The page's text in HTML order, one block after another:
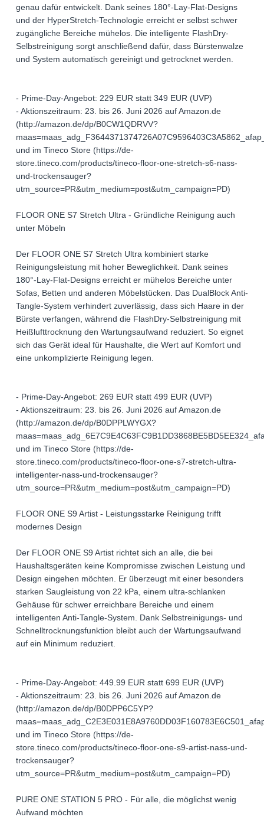
genau dafür entwickelt. Dank seines 180°-Lay-Flat-Designs
und der HyperStretch-Technologie erreicht er selbst schwer
zugängliche Bereiche mühelos. Die intelligente FlashDry-
Selbstreinigung sorgt anschließend dafür, dass Bürstenwalze
und System automatisch gereinigt und getrocknet werden.
- Prime-Day-Angebot: 229 EUR statt 349 EUR (UVP)
- Aktionszeitraum: 23. bis 26. Juni 2026 auf Amazon.de
(http://amazon.de/dp/B0CW1QDRVV?
und im Tineco Store (https://de-
store.tineco.com/products/tineco-floor-one-stretch-s6-nass-
und-trockensauger?
utm_source=PR&utm_medium=post&utm_campaign=PD)
FLOOR ONE S7 Stretch Ultra - Gründliche Reinigung auch
unter Möbeln
Der FLOOR ONE S7 Stretch Ultra kombiniert starke
Reinigungsleistung mit hoher Beweglichkeit. Dank seines
180°-Lay-Flat-Designs erreicht er mühelos Bereiche unter
Sofas, Betten und anderen Möbelstücken. Das DualBlock Anti-
Tangle-System verhindert zuverlässig, dass sich Haare in der
Bürste verfangen, während die FlashDry-Selbstreinigung mit
Heißlufttrocknung den Wartungsaufwand reduziert. So eignet
sich das Gerät ideal für Haushalte, die Wert auf Komfort und
eine unkomplizierte Reinigung legen.
- Prime-Day-Angebot: 269 EUR statt 499 EUR (UVP)
- Aktionszeitraum: 23. bis 26. Juni 2026 auf Amazon.de
(http://amazon.de/dp/B0DPPLWYGX?
und im Tineco Store (https://de-
store.tineco.com/products/tineco-floor-one-s7-stretch-ultra-
intelligenter-nass-und-trockensauger?
utm_source=PR&utm_medium=post&utm_campaign=PD)
FLOOR ONE S9 Artist - Leistungsstarke Reinigung trifft
modernes Design
Der FLOOR ONE S9 Artist richtet sich an alle, die bei
Haushaltsgeräten keine Kompromisse zwischen Leistung und
Design eingehen möchten. Er überzeugt mit einer besonders
starken Saugleistung von 22 kPa, einem ultra-schlanken
Gehäuse für schwer erreichbare Bereiche und einem
intelligenten Anti-Tangle-System. Dank Selbstreinigungs- und
Schnelltrocknungsfunktion bleibt auch der Wartungsaufwand
auf ein Minimum reduziert.
- Prime-Day-Angebot: 449.99 EUR statt 699 EUR (UVP)
- Aktionszeitraum: 23. bis 26. Juni 2026 auf Amazon.de
(http://amazon.de/dp/B0DPP6C5YP?
und im Tineco Store (https://de-
store.tineco.com/products/tineco-floor-one-s9-artist-nass-und-
trockensauger?
utm_source=PR&utm_medium=post&utm_campaign=PD)
PURE ONE STATION 5 PRO - Für alle, die möglichst wenig
Aufwand möchten